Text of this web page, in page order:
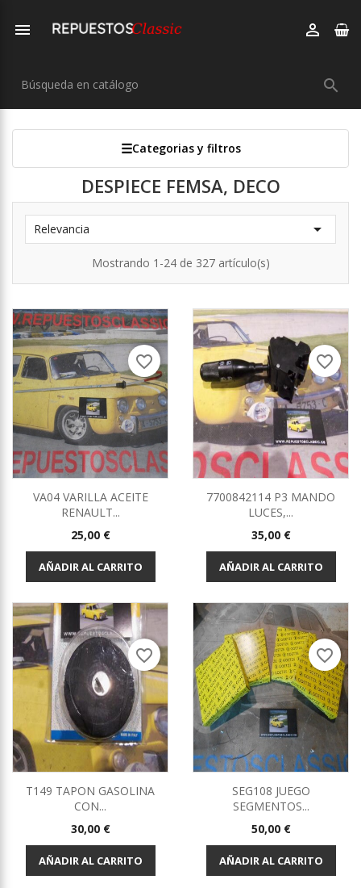
 

Categorias y filtros
DESPIECE FEMSA, DECO
Relevancia 
Mostrando 1-24 de 327 artículo(s)
VA04 VARILLA ACEITE
RENAULT...
Precio
25,00 €
AÑADIR AL CARRITO
favorite_border
7700842114 P3 MANDO
LUCES,...
Precio
35,00 €
AÑADIR AL CARRITO
favorite_border
T149 TAPON GASOLINA
CON...
Precio
30,00 €
AÑADIR AL CARRITO
favorite_border
SEG108 JUEGO
SEGMENTOS...
Precio
50,00 €
AÑADIR AL CARRITO
favorite_border